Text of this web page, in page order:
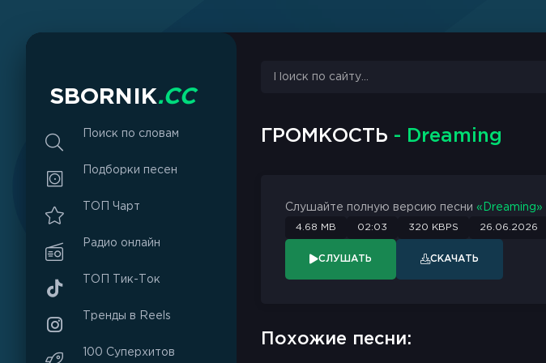
S BO R N K.CC
ГРОМКОСТЬ - Dreaming
Слушайте полную версию песни «Dreaming»
4.68 MB 02:03 320 KBPS 26.06.2026
СЛУШАТЬ СКАЧАТЬ
Похожие песни:
Поиск по словам
Подборки песен
ТОП Чарт
Радио онлайн
ТОП Тик-Ток
Тренды в Reels
100 Суперхитов